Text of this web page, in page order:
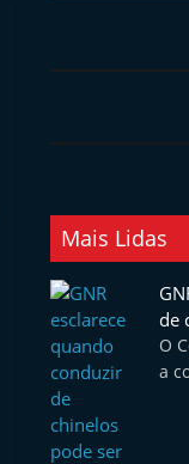
Mais Lidas
de
O
a